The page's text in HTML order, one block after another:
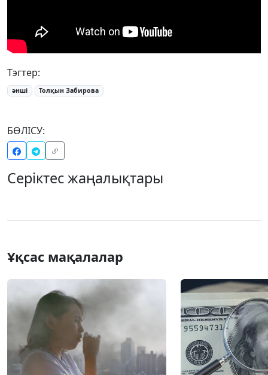
Тэгтер:
әнші Толқын Забирова
БӨЛІСУ:
Серіктес жаңалықтары
Ұқсас мақалалар